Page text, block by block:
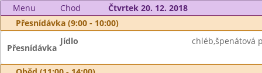
Menu Chod
Čtvrtek 20. 12. 2018
Přesnídávka (9:00 - 10:00)
Přesnídávka
Jídlo chléb,špenátová